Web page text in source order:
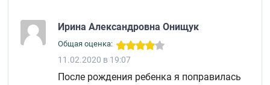
Ирина Александровна Онищук
Общая оценка:
11.02.2020 в 19:07
После рождения ребенка я поправилась